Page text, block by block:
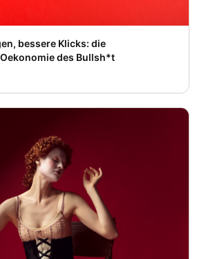
bessere Klicks: die
des Bullsh*t